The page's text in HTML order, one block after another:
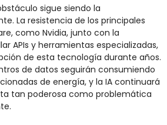
sigue siendo la
La resistencia de los principales
como Nvidia, junto con la
APIs y herramientas especializadas,
de esta tecnología durante años.
de datos seguirán consumiendo
de energía, y la IA continuará
tan poderosa como problemática